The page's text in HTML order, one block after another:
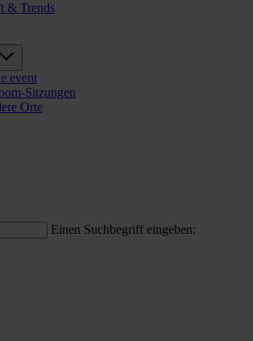
& Trends
event
Sitzungen
Orte
Einen Suchbegriff eingeben: